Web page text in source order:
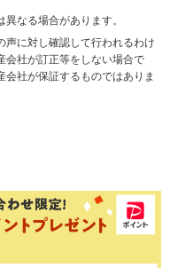
なる場合があります。
に対し確認して行われるわけ
会社が訂正等をしない場合で
社が保証するものではありま